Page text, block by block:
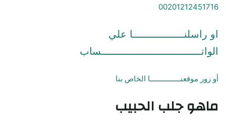
00201212451716
او راسلنـــــــــــــــــا علي
الواتـــــــــــــــــــــــــــــــــساب
أو زور موقعنـــــــــــــــا الخاص بنا
ماهو جلب الحبيب